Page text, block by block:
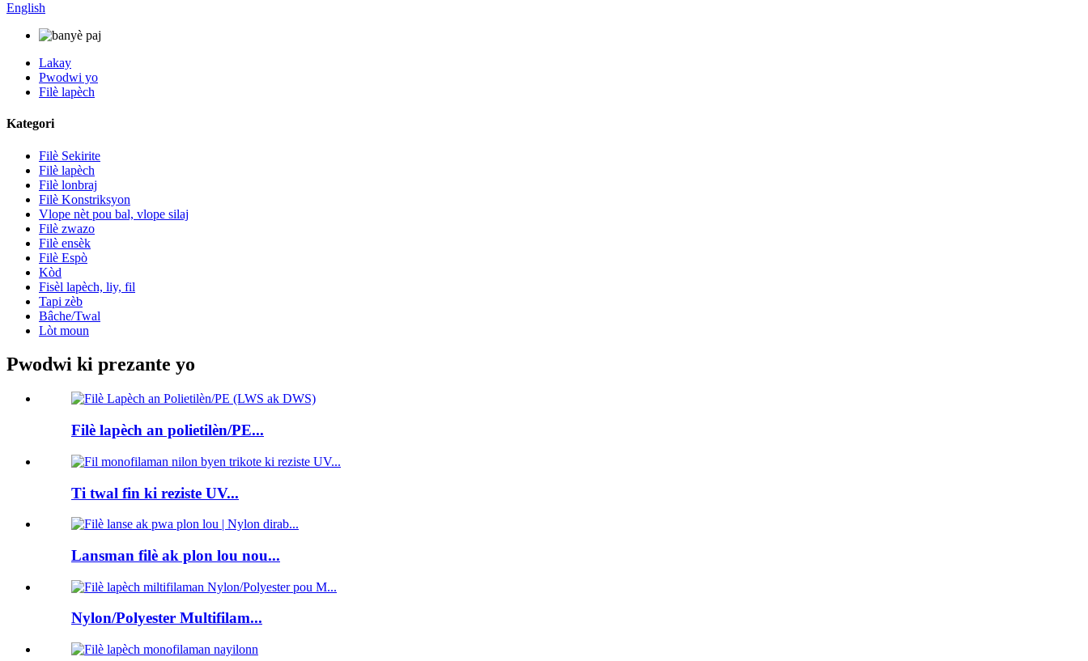
English
Lakay
Pwodwi yo
Filè lapèch
Kategori
Filè Sekirite
Filè lapèch
Filè lonbraj
Filè Konstriksyon
Vlope nèt pou bal, vlope silaj
Filè zwazo
Filè ensèk
Filè Espò
Kòd
Fisèl lapèch, liy, fil
Tapi zèb
Bâche/Twal
Lòt moun
Pwodwi ki prezante yo
Filè lapèch an polietilèn/PE...
Ti twal fin ki reziste UV...
Lansman filè ak plon lou nou...
Nylon/Polyester Multifilam...